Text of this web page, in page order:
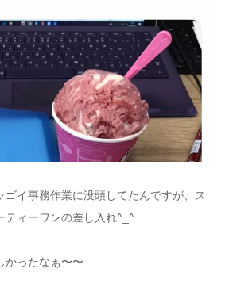
ゴイ事務作業に没頭してたんですが、ス
ティーワンの差し入れ^_^
かったなぁ〜〜